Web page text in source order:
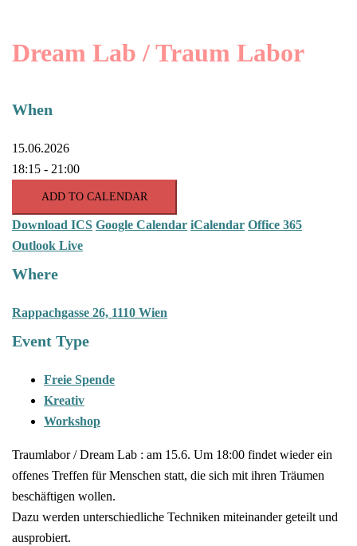
Dream Lab / Traum Labor
When
15.06.2026
18:15 - 21:00
ADD TO CALENDAR
Download ICS Google Calendar iCalendar Office 365
Outlook Live
Where
Rappachgasse 26, 1110 Wien
Event Type
Freie Spende
Kreativ
Workshop
Traumlabor / Dream Lab : am 15.6. Um 18:00 findet wieder ein
offenes Treffen für Menschen statt, die sich mit ihren Träumen
beschäftigen wollen.
Dazu werden unterschiedliche Techniken miteinander geteilt und
ausprobiert.